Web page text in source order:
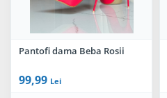
Pantofi dama Beba Rosii
99,99 Lei